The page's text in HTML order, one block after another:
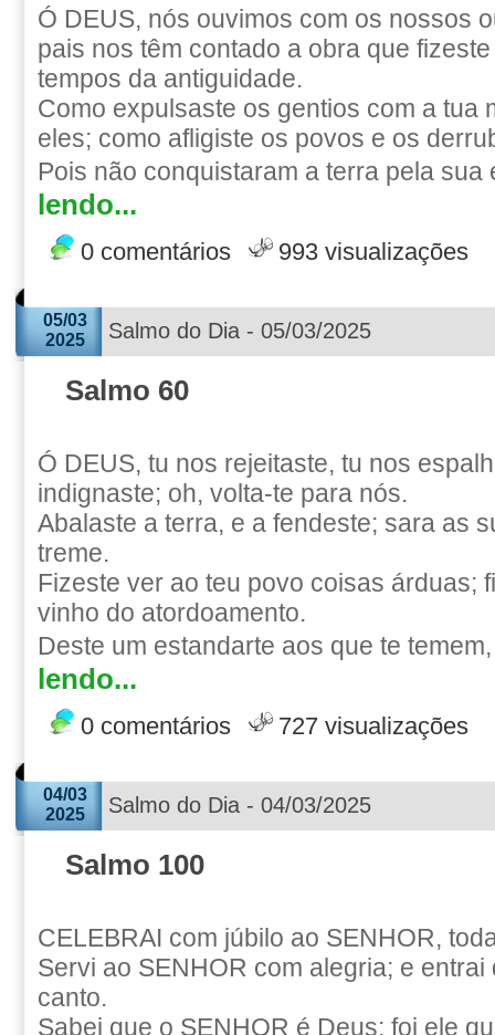
Ó DEUS, nós ouvimos com os nossos
pais nos têm contado a obra que
tempos da antiguidade.
Como expulsaste os gentios com a tua
eles; como afligiste os povos e os
Pois não conquistaram a terra pela
lendo...
0 comentários 993 visualizações
05/03
2025
Salmo do Dia - 05/03/2025
Salmo 60
Ó DEUS, tu nos rejeitaste, tu nos
indignaste; oh, volta-te para nós.
Abalaste a terra, e a fendeste; sara as
treme.
Fizeste ver ao teu povo coisas árduas;
vinho do atordoamento.
Deste um estandarte aos que te
lendo...
0 comentários 727 visualizações
04/03
2025
Salmo do Dia - 04/03/2025
Salmo 100
CELEBRAI com júbilo ao SENHOR,
Servi ao SENHOR com alegria; e entrai
canto.
Sabei que o SENHOR é Deus; foi ele